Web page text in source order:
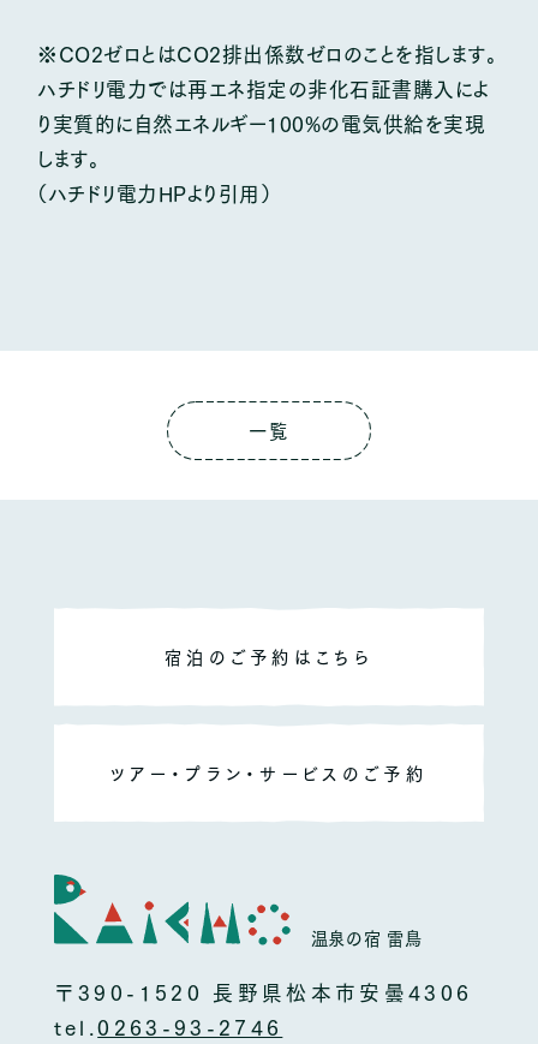
※CO2ゼロとはCO2排出係数ゼロのことを指します。
ハチドリ電力では再エネ指定の非化石証書購入によ
り実質的に自然エネルギー100%の電気供給を実現
します。
（ハチドリ電力HPより引用）
一覧
宿泊のご予約はこちら
ツアー・プラン・サービスのご予約
温泉の宿 雷鳥
〒390-1520 長野県松本市安曇4306
tel.0263-93-2746